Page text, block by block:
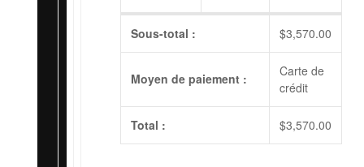
Sous-total : $3,570.00
Moyen de paiement :
Carte de
crédit
Total : $3,570.00